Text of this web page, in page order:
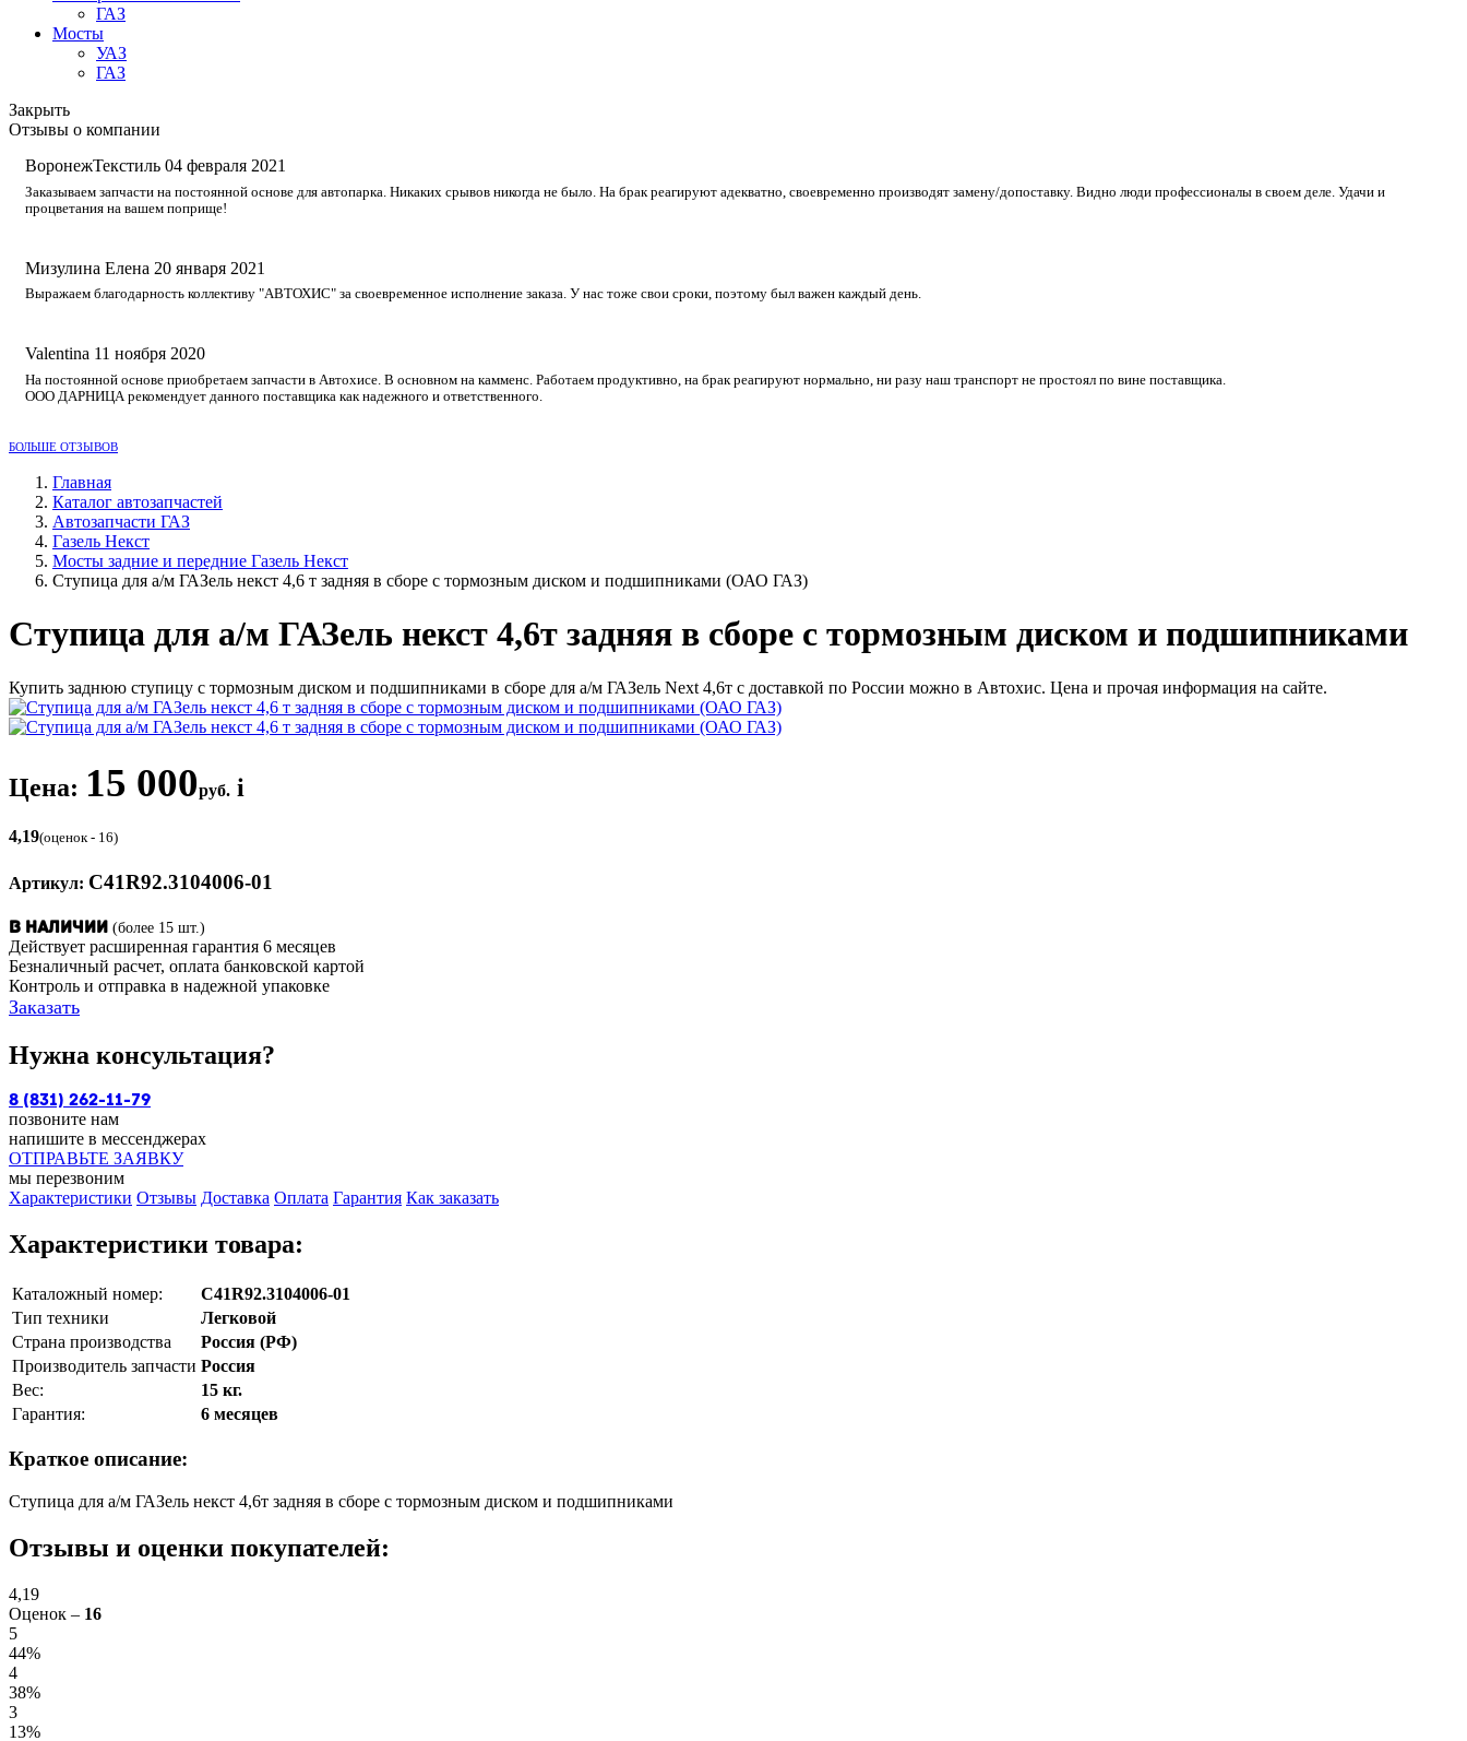
ГАЗ
Мосты
УАЗ
ГАЗ
Закрыть
Отзывы о компании
ВоронежТекстиль 04 февраля 2021
Заказываем запчасти на постоянной основе для автопарка. Никаких срывов никогда не было. На брак реагируют адекватно, своевременно производят замену/допоставку. Видно люди профессионалы в своем деле. Удачи и
процветания на вашем поприще!
Мизулина Елена 20 января 2021
Выражаем благодарность коллективу "АВТОХИС" за своевременное исполнение заказа. У нас тоже свои сроки, поэтому был важен каждый день.
Valentina 11 ноября 2020
На постоянной основе приобретаем запчасти в Автохисе. В основном на камменс. Работаем продуктивно, на брак реагируют нормально, ни разу наш транспорт не простоял по вине поставщика.
ООО ДАРНИЦА рекомендует данного поставщика как надежного и ответственного.
БОЛЬШЕ ОТЗЫВОВ
Главная
Каталог автозапчастей
Автозапчасти ГАЗ
Газель Некст
Мосты задние и передние Газель Некст
Ступица для а/м ГАЗель некст 4,6 т задняя в сборе с тормозным диском и подшипниками (ОАО ГАЗ)
Ступица для а/м ГАЗель некст 4,6т задняя в сборе с тормозным диском и подшипниками
Купить заднюю ступицу с тормозным диском и подшипниками в сборе для а/м ГАЗель Next 4,6т с доставкой по России можно в Автохис. Цена и прочая информация на сайте.
Цена: 15 000руб. i
4,19(оценок - 16)
Артикул: С41R92.3104006-01
В наличии (более 15 шт.)
Действует расширенная гарантия 6 месяцев
Безналичный расчет, оплата банковской картой
Контроль и отправка в надежной упаковке
Заказать
Нужна консультация?
8 (831) 262-11-79
позвоните нам
напишите в мессенджерах
ОТПРАВЬТЕ ЗАЯВКУ
мы перезвоним
Характеристики Отзывы Доставка Оплата Гарантия Как заказать
Характеристики товара:
Каталожный номер:
С41R92.3104006-01
Тип техники
Легковой
Страна производства
Россия (РФ)
Производитель запчасти Россия
Вес:
15 кг.
Гарантия:
6 месяцев
Краткое описание:
Ступица для а/м ГАЗель некст 4,6т задняя в сборе с тормозным диском и подшипниками
Отзывы и оценки покупателей:
4,19
Оценок – 16
5
44%
4
38%
3
13%